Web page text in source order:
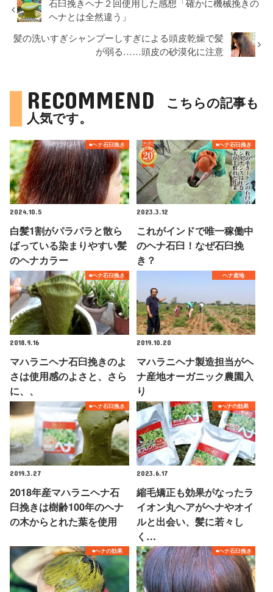
ヘナとは全然違う」
髪の洗いすぎシャンプーしすぎによる頭皮乾燥で髪
が弱る……頭皮の砂漠化に注意
RECOMMEND
こちらの記事も
人気です。
■ヘナ石臼挽き
2024.10.5
白髪1割がパラパラと散ら
ばっている染まりやすい髪
のヘナカラー
■ヘナ石臼挽き
2023.3.12
これがインドで唯一稼働中
のヘナ石臼！なぜ石臼挽
き？
■ヘナ石臼挽き
2018.9.16
マハラニヘナ石臼挽きのよ
さは使用感のよさと、さら
に、、
ヘナ産地
2019.10.20
マハラニヘナ製造担当がヘ
ナ産地オーガニック農園入
り
■ヘナ石臼挽き
2019.3.27
2018年産マハラニヘナ石
臼挽きは樹齢100年のヘナ
の木からとれた葉を使用
■ヘナの効果
2023.6.17
縮毛矯正も効果がなったラ
イオン丸ヘアがヘナやオイ
ルと出会い、髪に若々し
く…
■ヘナの効果 ■ヘナ石臼挽き